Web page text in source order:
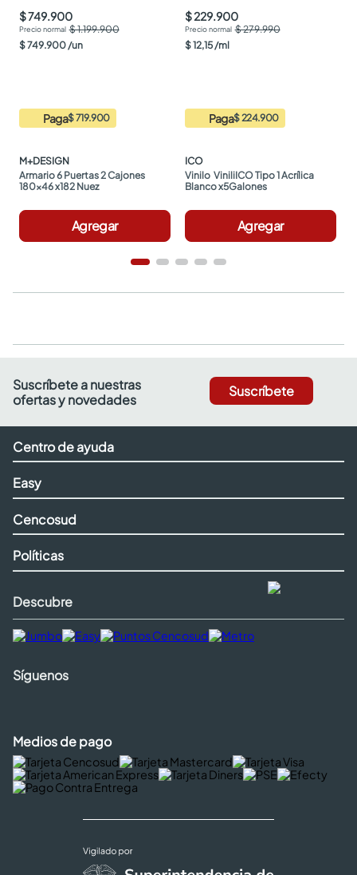
$ 749.900
$ 1.199.900
$749.900 /un
Paga$ 719.900
M+DESIGN
Armario 6 Puertas 2 Cajones
180x46 x182 Nuez
Agregar
$ 229.900
$ 279.990
$12,15 /ml
Paga$ 224.900
ICO
Vinilo  ViniliICO Tipo 1 Acrílica
Blanco x5Galones
Agregar
Suscríbete a nuestras
ofertas y novedades
Suscríbete
Centro de ayuda
Easy
Cencosud
Políticas
Descubre
Síguenos
Medios de pago